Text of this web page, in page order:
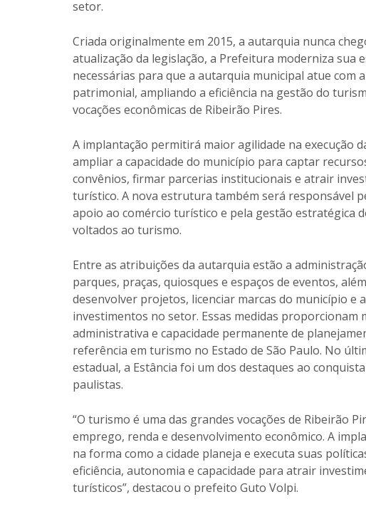
setor.
Criada originalmente em 2015, a autarquia nunca
atualização da legislação, a Prefeitura moderniza sua
necessárias para que a autarquia municipal atue com
patrimonial, ampliando a eficiência na gestão do
vocações econômicas de Ribeirão Pires.
A implantação permitirá maior agilidade na execução
ampliar a capacidade do município para captar
convênios, firmar parcerias institucionais e atrair
turístico. A nova estrutura também será responsável
apoio ao comércio turístico e pela gestão estratégica
voltados ao turismo.
Entre as atribuições da autarquia estão a
parques, praças, quiosques e espaços de eventos,
desenvolver projetos, licenciar marcas do município e
investimentos no setor. Essas medidas
administrativa e capacidade permanente de
referência em turismo no Estado de São Paulo. No
estadual, a Estância foi um dos destaques ao
paulistas.
“O turismo é uma das grandes vocações de Ribeirão
emprego, renda e desenvolvimento econômico. A
na forma como a cidade planeja e executa suas
eficiência, autonomia e capacidade para atrair
turísticos”, destacou o prefeito Guto Volpi.